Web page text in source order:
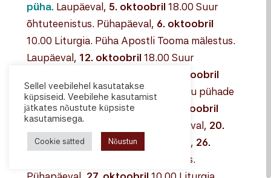
püha. Laupäeval, 5. oktoobril 18.00 Suur
õhtuteenistus. Pühapäeval, 6. oktoobril
10.00 Liturgia. Püha Apostli Tooma mälestus.
Laupäeval, 12. oktoobril 18.00 Suur
13. oktoobril
10.00 Liturgia. VII Nikaia kirikukogu pühade
isade pühapäev. Laupäeval,
19. oktoobril
18.00 Suur õhtuteenistus. Pühapäeval, 20.
oktoobril10.00 Liturgia. Laupäeval, 26.
18.00 Suur õhtuteenistus.
Sellel veebilehel kasutatakse
küpsiseid. Veebilehe kasutamist
jätkates nõustute küpsiste
kasutamisega.
Cookie sätted Nõustun